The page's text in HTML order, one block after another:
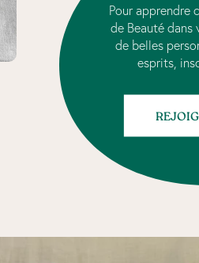
Pour apprendre
de Beauté
de belles
esprits,